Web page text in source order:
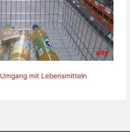
mit Lebensmitteln